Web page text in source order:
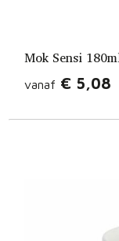
Mok Sensi
vanaf € 5,08